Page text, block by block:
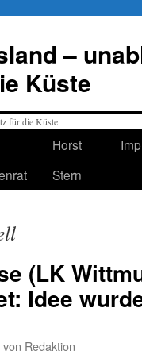
–
Küste
Horst
Stern
(LK
Idee
von Redaktion